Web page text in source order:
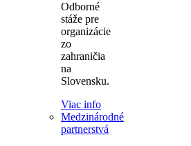
Odborné
stáže pre
organizácie
zo
zahraničia
na
Slovensku.
Viac info
Medzinárodné
partnerstvá